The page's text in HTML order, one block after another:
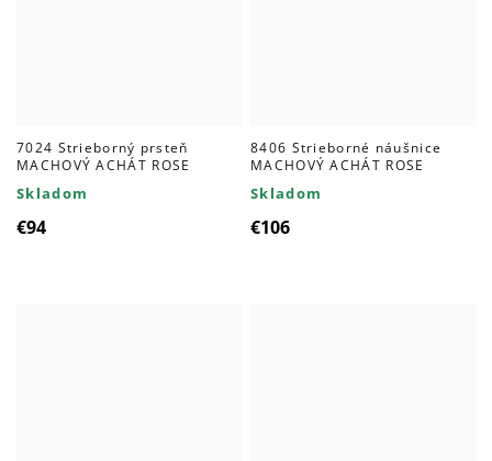
7024 Strieborný prsteň
MACHOVÝ ACHÁT ROSE
Skladom
€94
8406 Strieborné náušnice
MACHOVÝ ACHÁT ROSE
Skladom
€106